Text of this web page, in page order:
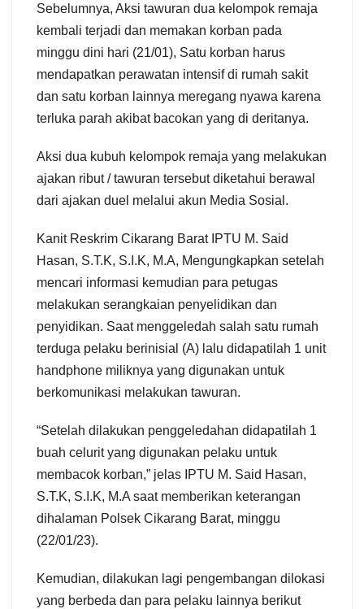
Sebelumnya, Aksi tawuran dua kelompok remaja
kembali terjadi dan memakan korban pada
minggu dini hari (21/01), Satu korban harus
mendapatkan perawatan intensif di rumah sakit
dan satu korban lainnya meregang nyawa karena
terluka parah akibat bacokan yang di deritanya.
Aksi dua kubuh kelompok remaja yang melakukan
ajakan ribut / tawuran tersebut diketahui berawal
dari ajakan duel melalui akun Media Sosial.
Kanit Reskrim Cikarang Barat IPTU M. Said
Hasan, S.T.K, S.I.K, M.A, Mengungkapkan setelah
mencari informasi kemudian para petugas
melakukan serangkaian penyelidikan dan
penyidikan. Saat menggeledah salah satu rumah
terduga pelaku berinisial (A) lalu didapatilah 1 unit
handphone miliknya yang digunakan untuk
berkomunikasi melakukan tawuran.
“Setelah dilakukan penggeledahan didapatilah 1
buah celurit yang digunakan pelaku untuk
membacok korban,” jelas IPTU M. Said Hasan,
S.T.K, S.I.K, M.A saat memberikan keterangan
dihalaman Polsek Cikarang Barat, minggu
(22/01/23).
Kemudian, dilakukan lagi pengembangan dilokasi
yang berbeda dan para pelaku lainnya berikut